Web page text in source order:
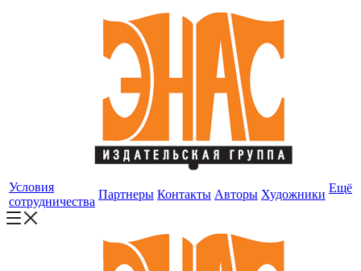
Условия
сотрудничества
Партнеры Контакты Авторы Художники Ещё